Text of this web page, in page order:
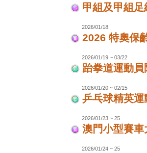
甲組及甲組
2026/01/18
2026 特奧保
2026/01/19 ~ 03/22
跆拳道運動
2026/01/20 ~ 02/15
乒乓球精英
2026/01/23 ~ 25
澳門小型賽
2026/01/24 ~ 25